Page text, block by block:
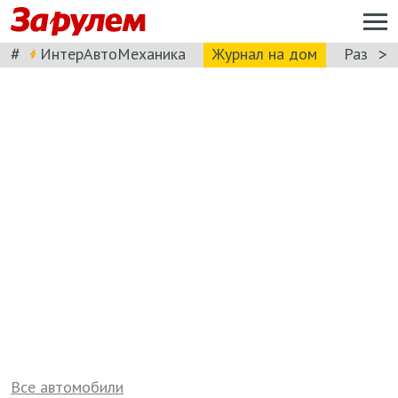
# ИнтерАвтоМеханика Журнал на дом >
Все автомобили